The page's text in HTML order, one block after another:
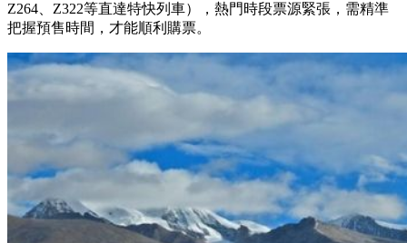
Z264、Z322等直達特快列車），熱門時段票源緊張，需精準
把握預售時間，才能順利購票。